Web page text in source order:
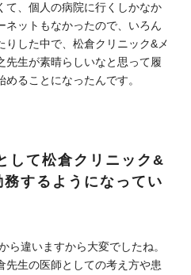
て、個人の病院に行くしかなか
ネットもなかったので、いろん
りした中で、松倉クリニック&メ
先生が素晴らしいなと思って履
ることになったんです。
て松倉クリニック&
するようになってい
ら違いますから大変でしたね。
先生の医師としての考え方や患